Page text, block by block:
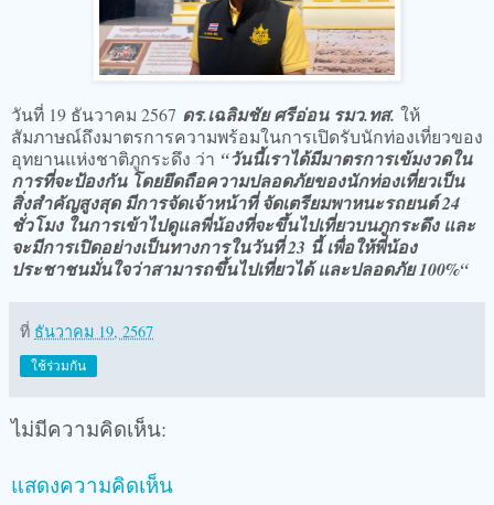
วันที่ 19 ธันวาคม 2567 ดร.เฉลิมชัย ศรีอ่อน รมว.ทส. ให้
สัมภาษณ์ถึงมาตรการความพร้อมในการเปิดรับนักท่องเที่ยวของ
อุทยานแห่งชาติภูกระดึง ว่า “วันนี้เราได้มีมาตรการเข้มงวดใน
การที่จะป้องกัน โดยยึดถือความปลอดภัยของนักท่องเที่ยวเป็น
สิ่งสำคัญสูงสุด มีการจัดเจ้าหน้าที่ จัดเตรียมพาหนะรถยนต์ 24
ชั่วโมง ในการเข้าไปดูแลพี่น้องที่จะขึ้นไปเที่ยวบนภูกระดึง และ
จะมีการเปิดอย่างเป็นทางการในวันที่ 23 นี้ เพื่อให้พี่น้อง
ประชาชนมั่นใจว่าสามารถขึ้นไปเที่ยวได้ และปลอดภัย 100%“
ที่ ธันวาคม 19, 2567
ใช้ร่วมกัน
ไม่มีความคิดเห็น:
แสดงความคิดเห็น